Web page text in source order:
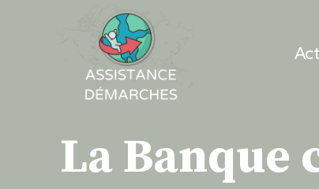
La Banque